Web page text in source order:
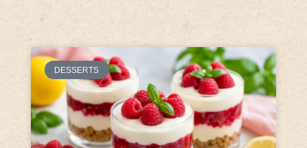
DESSERTS